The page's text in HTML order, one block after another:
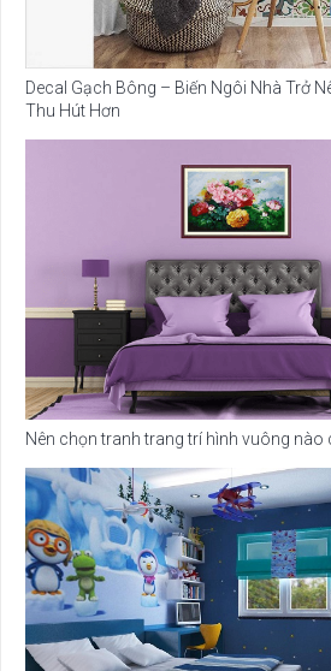
Decal Gạch Bông – Biến Ngôi Nhà Trở
Thu Hút Hơn
Nên chọn tranh trang trí hình vuông nào